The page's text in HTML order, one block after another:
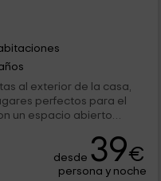
al exterior de la casa,
perfectos para el
desde 39€
persona y noche